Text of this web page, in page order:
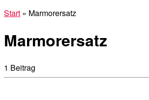
Start » Marmorersatz
Marmorersatz
1 Beitrag